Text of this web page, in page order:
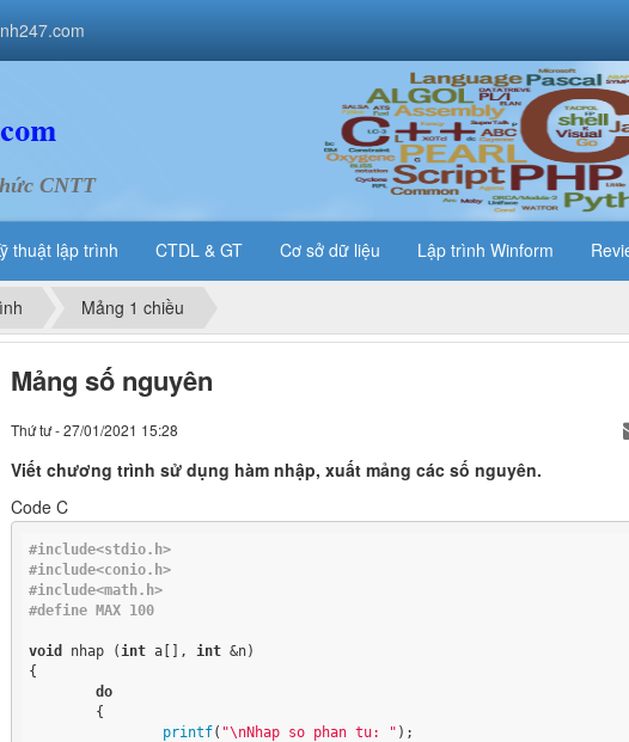
CNTT
thuật lập trình CTDL & GT Cơ sở dữ liệu Lập trình Winform
Mảng 1 chiều
Mảng số nguyên
Thứ tư - 27/01/2021 15:28
Viết chương trình sử dụng hàm nhập, xuất mảng các số nguyên.
Code C
#include<stdio.h>
#include<conio.h>
#include<math.h>
#define MAX 100
void nhap ( int a[], int &n)
{
do
printf( "\nNhap so phan tu: " );